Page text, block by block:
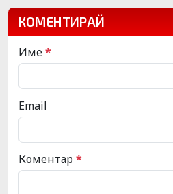
КОМЕНТИРАЙ
Име*
Email
Коментар*